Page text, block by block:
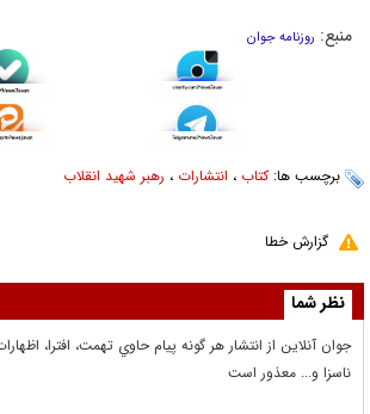
منبع: روزنامه جوان
برچسب ها:کتاب ، انتشارات ، رهبر شهید انقلاب
گزارش خطا
نظر شما
جوان آنلاين از انتشار هر گونه پيام حاوي تهمت، افترا،
ناسزا و... معذور است